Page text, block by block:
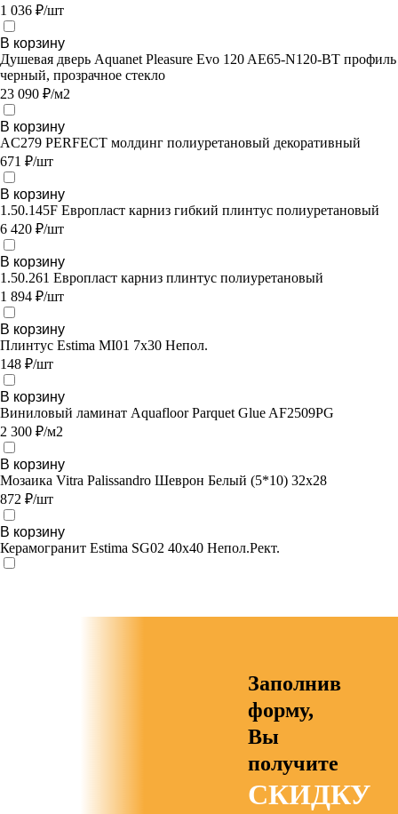
1 036 ₽/шт
В корзину
Душевая дверь Aquanet Pleasure Evo 120 AE65-N120-BT профиль
черный, прозрачное стекло
23 090 ₽/м2
В корзину
AC279 PERFECT молдинг полиуретановый декоративный
671 ₽/шт
В корзину
1.50.145F Европласт карниз гибкий плинтус полиуретановый
6 420 ₽/шт
В корзину
1.50.261 Европласт карниз плинтус полиуретановый
1 894 ₽/шт
В корзину
Плинтус Estima MI01 7x30 Непол.
148 ₽/шт
В корзину
Виниловый ламинат Aquafloor Parquet Glue AF2509PG
2 300 ₽/м2
В корзину
Мозаика Vitra Palissandro Шеврон Белый (5*10) 32х28
872 ₽/шт
В корзину
Керамогранит Estima SG02 40x40 Непол.Рект.
Заполнив
форму,
Вы
получите
СКИДКУ